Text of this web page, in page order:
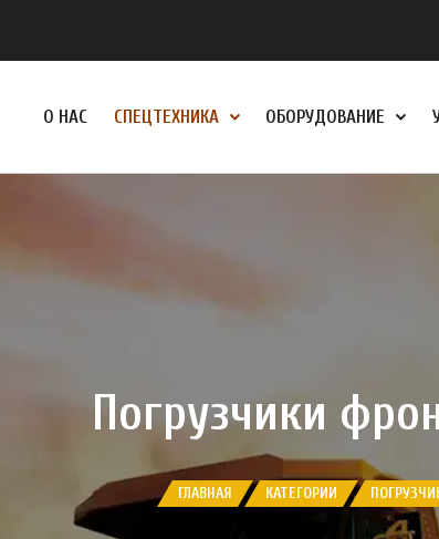
О НАС СПЕЦТЕХНИКА ОБОРУДОВАНИЕ
Погрузчики
ГЛАВНАЯ КАТЕГОРИИ